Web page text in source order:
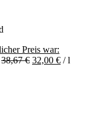
Preis war:
38,67€ 32,00 € /l